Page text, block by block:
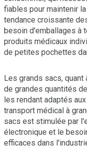
fiables pour maintenir
tendance croissante
besoin d'emballages à
produits médicaux
de petites pochettes
Les grands sacs, quant
de grandes quantités
les rendant adaptés
transport médical à
sacs est stimulée par
électronique et le
efficaces dans